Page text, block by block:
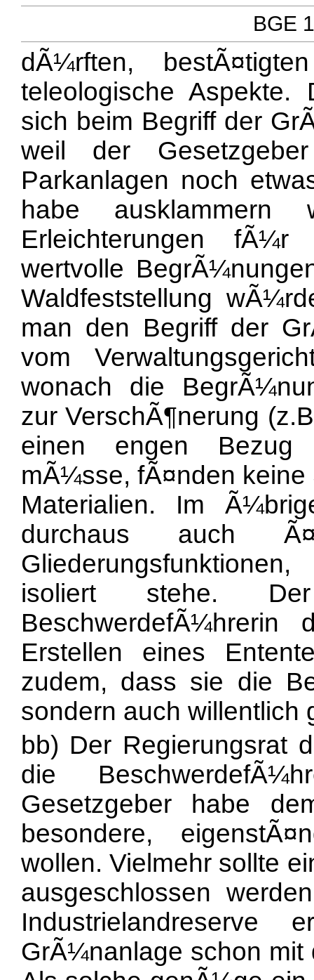
BGE
dÃ¼rften,
teleologische Aspekte.
sich beim Begriff der
weil der
Parkanlagen noch
habe ausklammern
Erleichterungen
wertvolle
Waldfeststellung
man den Begriff der
vom
wonach die
zur VerschÃ¶nerung
einen engen Bezug
mÃ¼sse, fÃ¤nden
Materialien. Im
durchaus auch
isoliert stehe.
Erstellen eines
zudem, dass sie die
sondern auch willentlich
bb) Der Regierungsrat
die
Gesetzgeber habe
besondere,
wollen. Vielmehr sollte
ausgeschlossen
GrÃ¼nanlage schon